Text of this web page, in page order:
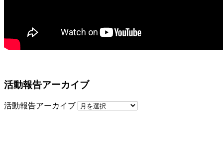
活動報告アーカイブ
活動報告アーカイブ